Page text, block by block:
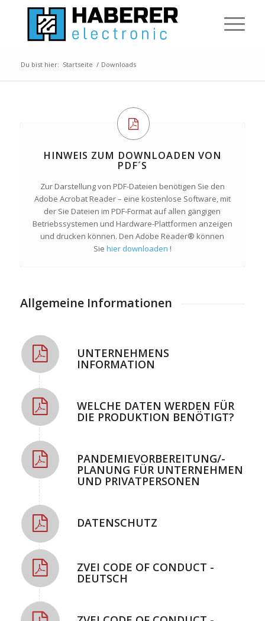
Du bist hier: Startseite / Downloads
HINWEIS ZUM DOWNLOADEN VON
PDF´S
Zur Darstellung von PDF-Dateien benötigen Sie den
Adobe Acrobat Reader – eine kostenlose Software, mit
der Sie Dateien im PDF-Format auf allen gängigen
Betriebssystemen und Hardware-Plattformen anzeigen
und drucken können. Den Adobe Reader® können
Sie hier downloaden !
Allgemeine Informationen
UNTERNEHMENS
INFORMATION
WELCHE DATEN WERDEN FÜR
DIE PRODUKTION BENÖTIGT?
PANDEMIEVORBEREITUNG/-
PLANUNG FÜR UNTERNEHMEN
UND PRIVATPERSONEN
DATENSCHUTZ
ZVEI CODE OF CONDUCT -
DEUTSCH